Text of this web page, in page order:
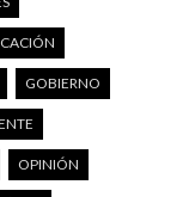
GOBIERNO
OPINIÓN